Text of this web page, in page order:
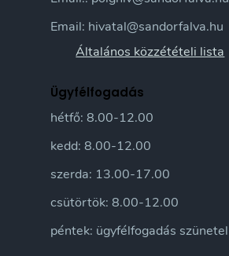
Email: hivatal@sandorfalva.hu
Általános közzétételi lista
Ügyfélfogadás
hétfő: 8.00-12.00
kedd: 8.00-12.00
szerda: 13.00-17.00
csütörtök: 8.00-12.00
péntek: ügyfélfogadás szünetel